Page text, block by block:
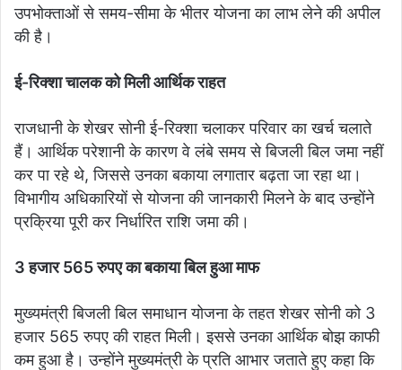
उपभोक्ताओं से समय-सीमा के भीतर योजना का लाभ लेने की अपील
की है।
ई-रिक्शा चालक को मिली आर्थिक राहत
राजधानी के शेखर सोनी ई-रिक्शा चलाकर परिवार का खर्च चलाते
हैं। आर्थिक परेशानी के कारण वे लंबे समय से बिजली बिल जमा नहीं
कर पा रहे थे, जिससे उनका बकाया लगातार बढ़ता जा रहा था।
विभागीय अधिकारियों से योजना की जानकारी मिलने के बाद उन्होंने
प्रक्रिया पूरी कर निर्धारित राशि जमा की।
3 हजार 565 रुपए का बकाया बिल हुआ माफ
मुख्यमंत्री बिजली बिल समाधान योजना के तहत शेखर सोनी को 3
हजार 565 रुपए की राहत मिली। इससे उनका आर्थिक बोझ काफी
कम हुआ है। उन्होंने मुख्यमंत्री के प्रति आभार जताते हुए कहा कि